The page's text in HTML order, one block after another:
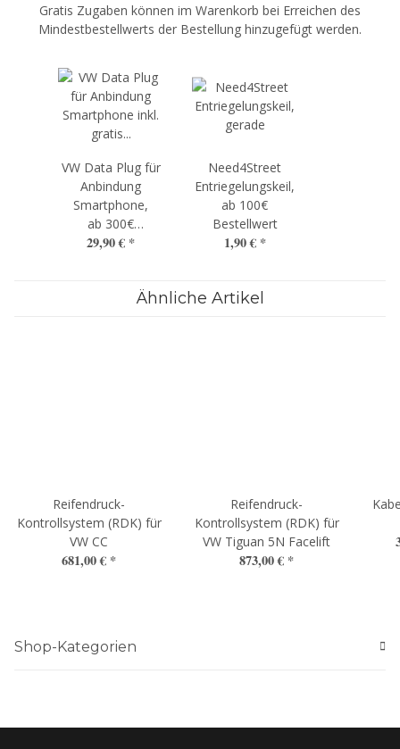
Gratis Zugaben können im Warenkorb bei Erreichen des
Mindestbestellwerts der Bestellung hinzugefügt werden.
VW Data Plug für
Anbindung
Smartphone,
ab 300€
Bestellwert
29,90 € *
Need4Street
Entriegelungskeil,
ab 100€
Bestellwert
1,90 € *
Ähnliche Artikel
Reifendruck-
Kontrollsystem (RDK) für
VW CC
681,00 € *
Reifendruck-
Kontrollsystem (RDK) für
VW Tiguan 5N Facelift
873,00 € *
Shop-Kategorien